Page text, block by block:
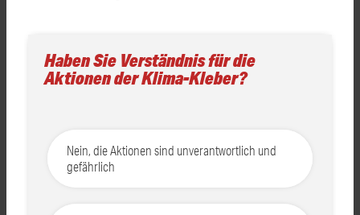
Haben Sie Verständnis für die
Aktionen der Klima-Kleber?
Nein, die Aktionen sind unverantwortlich und
gefährlich